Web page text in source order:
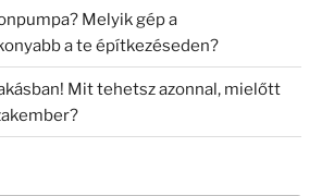
Melyik gép a
a te építkezéseden?
Mit tehetsz azonnal, mielőtt